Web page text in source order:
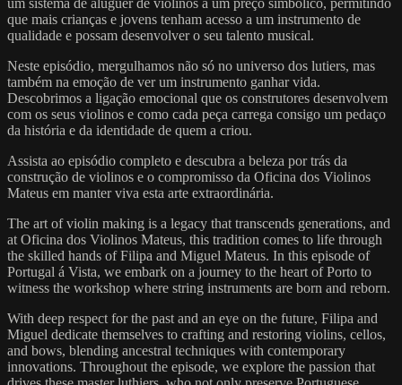
que mais crianças e jovens tenham acesso a um instrumento de
qualidade e possam desenvolver o seu talento musical.
Neste episódio, mergulhamos não só no universo dos lutiers, mas
também na emoção de ver um instrumento ganhar vida.
Descobrimos a ligação emocional que os construtores desenvolvem
com os seus violinos e como cada peça carrega consigo um pedaço
da história e da identidade de quem a criou.
Assista ao episódio completo e descubra a beleza por trás da
construção de violinos e o compromisso da Oficina dos Violinos
Mateus em manter viva esta arte extraordinária.
The art of violin making is a legacy that transcends generations, and
at Oficina dos Violinos Mateus, this tradition comes to life through
the skilled hands of Filipa and Miguel Mateus. In this episode of
Portugal á Vista, we embark on a journey to the heart of Porto to
witness the workshop where string instruments are born and reborn.
With deep respect for the past and an eye on the future, Filipa and
Miguel dedicate themselves to crafting and restoring violins, cellos,
and bows, blending ancestral techniques with contemporary
innovations. Throughout the episode, we explore the passion that